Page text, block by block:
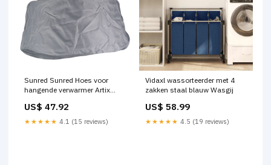
Sunred Sunred Hoes voor
hangende verwarmer Artix
US$ 47.92
★★★★★ 4.1 (15 reviews)
Vidaxl wassorteerder met 4
zakken staal blauw Wasgij
US$ 58.99
★★★★★ 4.5 (19 reviews)